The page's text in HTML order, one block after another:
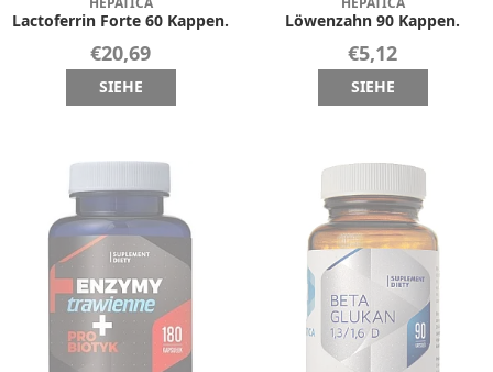
HEPATICA
Lactoferrin Forte 60 Kappen.
€20,69
SIEHE
HEPATICA
Löwenzahn 90 Kappen.
€5,12
SIEHE